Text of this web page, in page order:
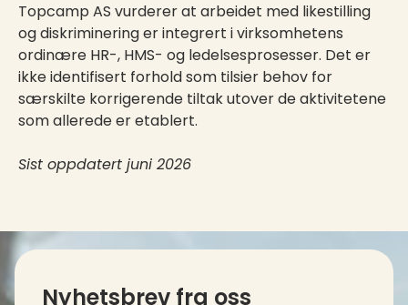
Topcamp AS vurderer at arbeidet med likestilling
og diskriminering er integrert i virksomhetens
ordinære HR-, HMS- og ledelsesprosesser. Det er
ikke identifisert forhold som tilsier behov for
særskilte korrigerende tiltak utover de aktivitetene
som allerede er etablert.
Sist oppdatert juni 2026
Kontaktinfo og kolofon
Nyhetsbrev fra oss